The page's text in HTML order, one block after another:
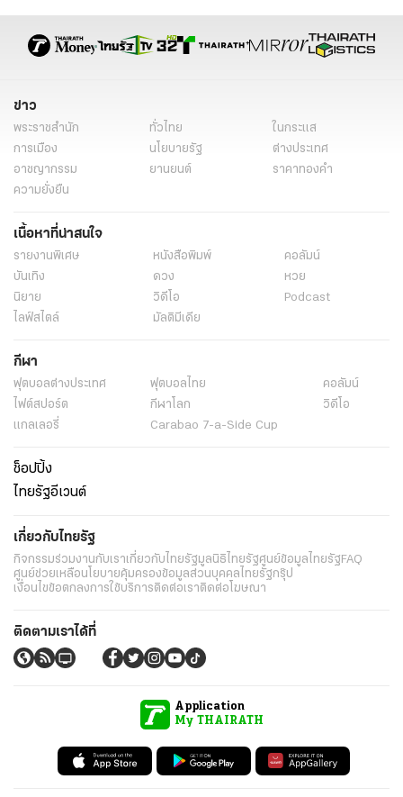
ข่าว
พระราชสำนัก ทั่วไทย
ในกระแส
การเมือง
นโยบายรัฐ
ต่างประเทศ
อาชญากรรม
ยานยนต์
ราคาทองคำ
ความยั่งยืน
เนื้อหาที่น่าสนใจ
รายงานพิเศษ หนังสือพิมพ์
คอลัมน์
บันเทิง
ดวง
หวย
นิยาย
วิดีโอ
Podcast
ไลฟ์สไตล์
มัลติมีเดีย
กีฬา
ฟุตบอลต่่างประเทศ ฟุตบอลไทย
คอลัมน์
ไฟต์สปอร์ต
กีฬาโลก
วิดีโอ
แกลเลอรี่
Carabao 7-a-Side Cup
ช็อปปิ้ง
ไทยรัฐอีเวนต์
เกี่ยวกับไทยรัฐ
กิจกรรมร่วมงานกับเราเกี่ยวกับไทยรัฐมูลนิธิไทยรัฐศูนย์ข้อมูลไทยรัฐFAQ
ศูนย์ช่วยเหลือนโยบายคุ้มครองข้อมูลส่วนบุคคลไทยรัฐกรุ๊ป
เงื่อนไขข้อตกลงการใช้บริการติดต่อเราติดต่อโฆษณา
ติดตามเราได้ที่
Application
My THAIRATH